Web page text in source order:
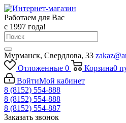
Работаем для Вас
с 1997 года!
Мурманск, Свердлова, 33
Отложенные 0 Корзина0
ВойтиМой кабинет
8 (8152) 554-888
8 (8152) 554-888
8 (8152) 554-887
Заказать звонок